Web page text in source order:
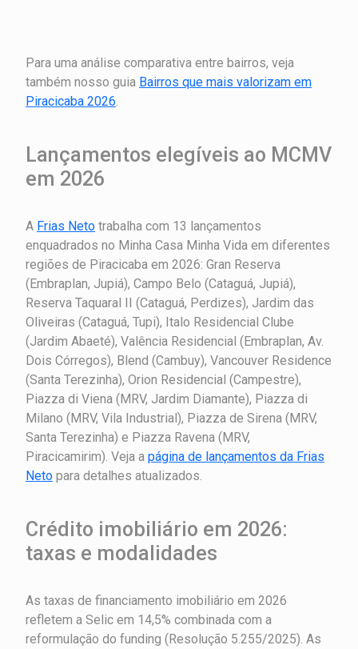
Para uma análise comparativa entre bairros, veja
também nosso guia Bairros que mais valorizam em
Piracicaba 2026.
Lançamentos elegíveis ao MCMV
em 2026
A Frias Neto trabalha com 13 lançamentos
enquadrados no Minha Casa Minha Vida em diferentes
regiões de Piracicaba em 2026: Gran Reserva
(Embraplan, Jupiá), Campo Belo (Cataguá, Jupiá),
Reserva Taquaral II (Cataguá, Perdizes), Jardim das
Oliveiras (Cataguá, Tupi), Italo Residencial Clube
(Jardim Abaeté), Valência Residencial (Embraplan, Av.
Dois Córregos), Blend (Cambuy), Vancouver Residence
(Santa Terezinha), Orion Residencial (Campestre),
Piazza di Viena (MRV, Jardim Diamante), Piazza di
Milano (MRV, Vila Industrial), Piazza de Sirena (MRV,
Santa Terezinha) e Piazza Ravena (MRV,
Piracicamirim). Veja a página de lançamentos da Frias
Neto para detalhes atualizados.
Crédito imobiliário em 2026:
taxas e modalidades
As taxas de financiamento imobiliário em 2026
refletem a Selic em 14,5% combinada com a
reformulação do funding (Resolução 5.255/2025). As